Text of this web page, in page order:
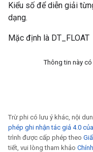
Kiểu số để diễn giải
dạng.
Mặc định là DT_FLOAT
Thông tin này
Trừ phi có lưu ý khác, nội
phép ghi nhận tác giả 4.0
trình được cấp phép theo
tiết, vui lòng tham khảo